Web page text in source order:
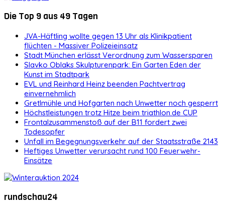
Die Top 9 aus 49 Tagen
JVA-Häftling wollte gegen 13 Uhr als Klinikpatient
flüchten - Massiver Polizeieinsatz
Stadt München erlässt Verordnung zum Wassersparen
Slavko Oblaks Skulpturenpark: Ein Garten Eden der
Kunst im Stadtpark
EVL und Reinhard Heinz beenden Pachtvertrag
einvernehmlich
Gretlmühle und Hofgarten nach Unwetter noch gesperrt
Höchstleistungen trotz Hitze beim triathlon.de CUP
Frontalzusammenstoß auf der B11 fordert zwei
Todesopfer
Unfall im Begegnungsverkehr auf der Staatsstraße 2143
Heftiges Unwetter verursacht rund 100 Feuerwehr-
Einsätze
rundschau24